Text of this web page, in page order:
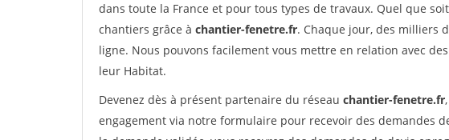
dans toute la France et pour tous types de travaux. Quel que
chantiers grâce à chantier-fenetre.fr. Chaque jour, des milliers
ligne. Nous pouvons facilement vous mettre en relation avec
leur Habitat.
Devenez dès à présent partenaire du réseau chantier-fenetre.fr
engagement via notre formulaire pour recevoir des demandes